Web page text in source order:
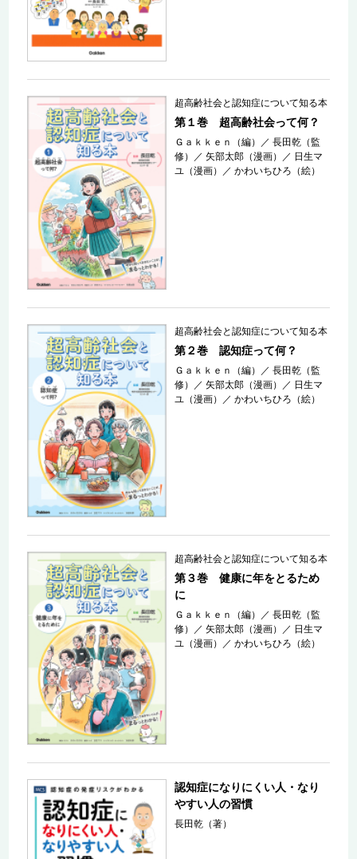
超高齢社会と認知症について知る本
第１巻 超高齢社会って何？
Ｇａｋｋｅｎ（編） ／長田乾（監
修）
／矢部太郎（漫画） ／ 日生マ
ユ（漫画）
／かわいちひろ（絵）
超高齢社会と認知症について知る本
第２巻 認知症って何？
Ｇａｋｋｅｎ（編） ／長田乾（監
修）
／矢部太郎（漫画） ／ 日生マ
ユ（漫画）
／かわいちひろ（絵）
超高齢社会と認知症について知る本
第３巻 健康に年をとるため
に
Ｇａｋｋｅｎ（編） ／長田乾（監
修）
／矢部太郎（漫画） ／ 日生マ
ユ（漫画）
／かわいちひろ（絵）
認知症になりにくい人・なり
やすい人の習慣
長田乾（著）